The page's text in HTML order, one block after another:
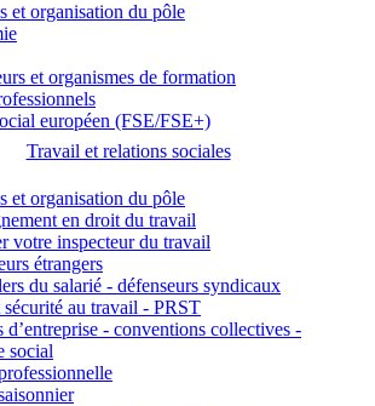
et organisation du pôle
et organismes de formation
européen (FSE/FSE+)
Travail et relations sociales
et organisation du pôle
en droit du travail
votre inspecteur du travail
étrangers
du salarié - défenseurs syndicaux
sécurité au travail - PRST
d’entreprise - conventions collectives -
social